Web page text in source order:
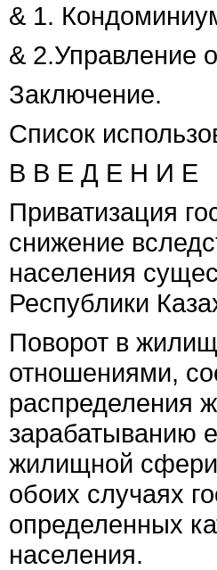
& 1.
& 2.Управление
Заключение.
Список
В В Е Д Е Н И Е
Приватизация
снижение
населения
Республики
Поворот в
отношениями,
распределения
зарабатыванию
жилищной сфери
обоих случаях
определенных
населения.